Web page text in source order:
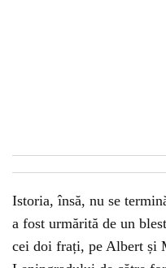
Istoria, însă, nu se
a fost urmărită de un
cei doi frați, pe Albert și